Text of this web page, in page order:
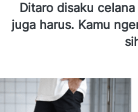
Ditaro disaku
juga harus. Kamu